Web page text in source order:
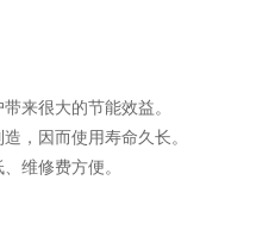
来很大的节能效益。
，因而使用寿命久长。
维修费方便。